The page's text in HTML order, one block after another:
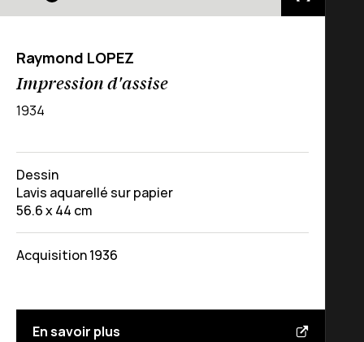
Raymond LOPEZ
Impression d'assise
1934
Dessin
Lavis aquarellé sur papier
56.6 x 44 cm
Acquisition 1936
En savoir plus